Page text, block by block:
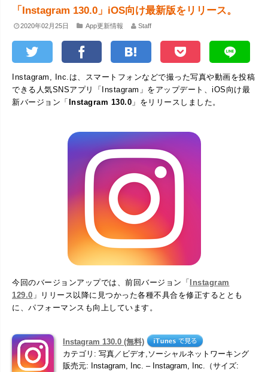
「Instagram 130.0」iOS向け最新版をリリース。
2020年02月25日 App更新情報 Staff
Instagram, Inc.は、スマートフォンなどで撮った写真や動画を投稿
できる人気SNSアプリ「Instagram」をアップデート、iOS向け最
新バージョン「Instagram 130.0 」をリリースしました。
今回のバージョンアップでは、前回バージョン「Instagram
129.0 」リリース以降に見つかった各種不具合を修正するととも
に、パフォーマンスも向上しています。
Instagram 130.0 (無料)
カテゴリ: 写真／ビデオ,ソーシャルネットワーキング
販売元: Instagram, Inc. – Instagram, Inc.（サイズ: